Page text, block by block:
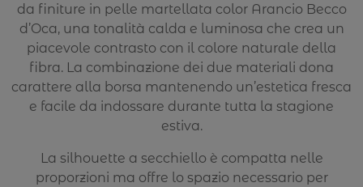
da finiture in pelle martellata color Arancio Becco
d’Oca, una tonalità calda e luminosa che crea un
piacevole contrasto con il colore naturale della
fibra. La combinazione dei due materiali dona
carattere alla borsa mantenendo un’estetica fresca
e facile da indossare durante tutta la stagione
estiva.
La silhouette a secchiello è compatta nelle
proporzioni ma offre lo spazio necessario per